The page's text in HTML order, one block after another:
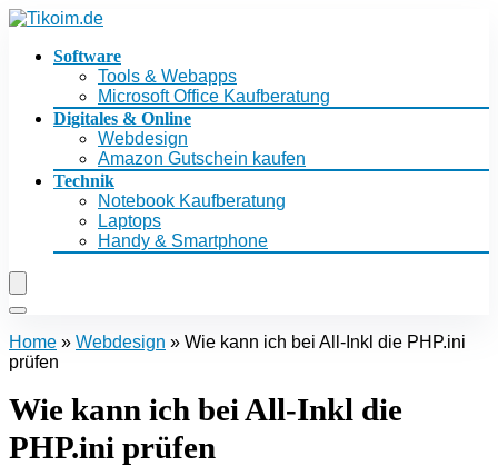
Software
Tools & Webapps
Microsoft Office Kaufberatung
Digitales & Online
Webdesign
Amazon Gutschein kaufen
Technik
Notebook Kaufberatung
Laptops
Handy & Smartphone
Home » Webdesign » Wie kann ich bei All-Inkl die PHP.ini
prüfen
Wie kann ich bei All-Inkl die
PHP.ini prüfen